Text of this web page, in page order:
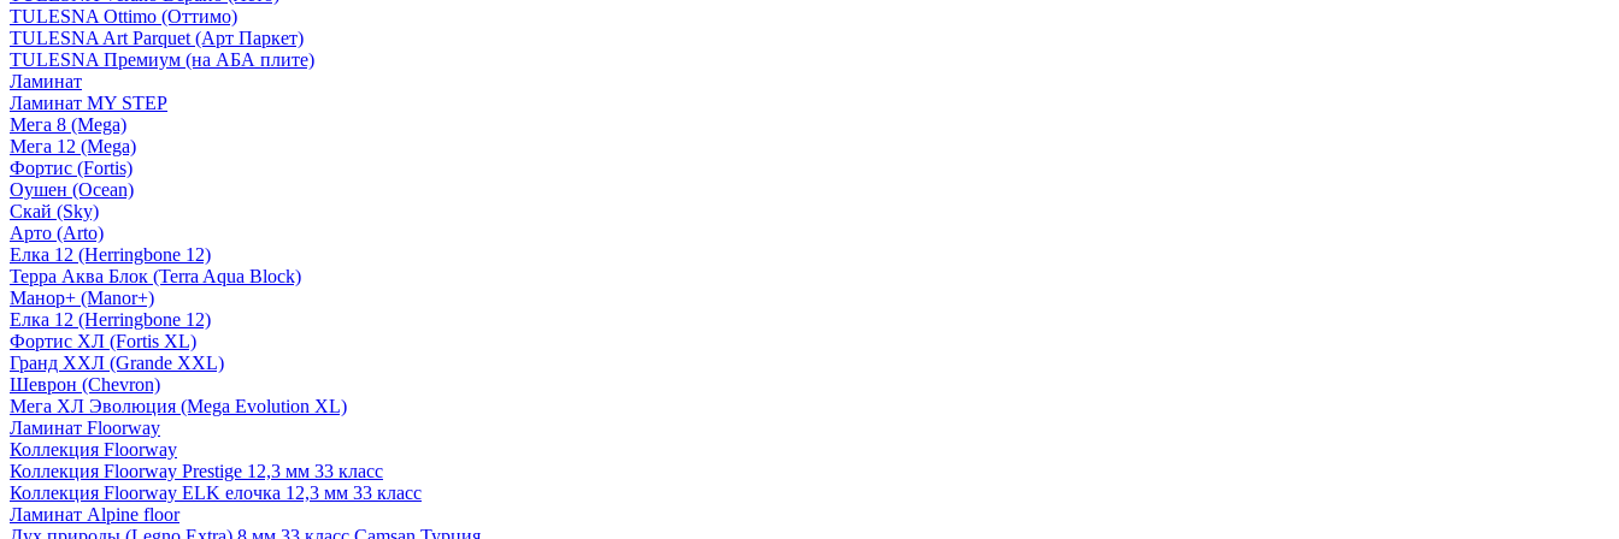
TULESNA Ottimo (Оттимо)
TULESNA Art Parquet (Арт Паркет)
TULESNA Премиум (на АБА плите)
Ламинат
Ламинат MY STEP
Мега 8 (Mega)
Мега 12 (Mega)
Фортис (Fortis)
Оушен (Ocean)
Скай (Sky)
Арто (Arto)
Елка 12 (Herringbone 12)
Терра Аква Блок (Terra Aqua Block)
Манор+ (Manor+)
Елка 12 (Herringbone 12)
Фортис ХЛ (Fortis XL)
Гранд ХХЛ (Grande XXL)
Шеврон (Chevron)
Мега ХЛ Эволюция (Mega Evolution XL)
Ламинат Floorway
Коллекция Floorway
Коллекция Floorway Prestige 12,3 мм 33 класс
Коллекция Floorway ELK елочка 12,3 мм 33 класс
Ламинат Alpine floor